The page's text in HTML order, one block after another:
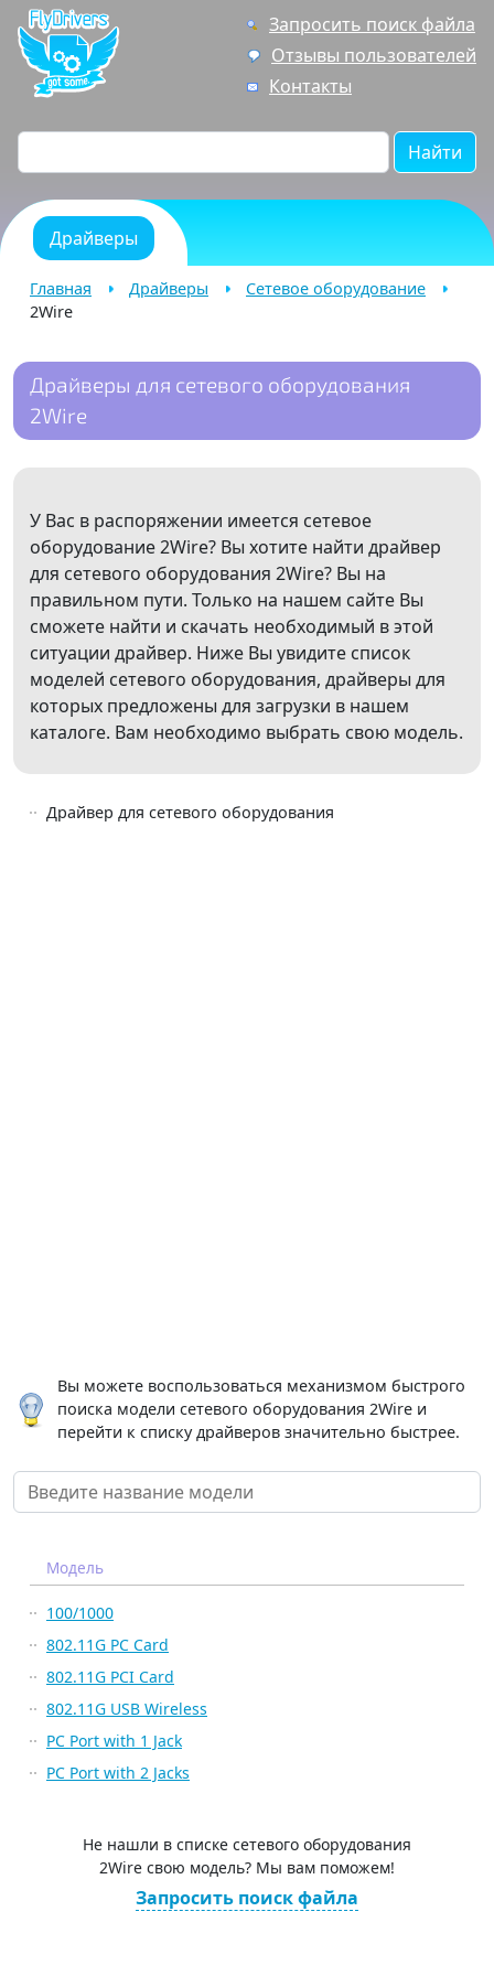
Запросить поиск файла
Отзывы пользователей
Контакты
Найти
Драйверы
Главная Драйверы
Сетевое оборудование
2Wire
Драйверы для сетевого оборудования
2Wire
У Вас в распоряжении имеется сетевое
оборудование 2Wire? Вы хотите найти драйвер
для сетевого оборудования 2Wire? Вы на
правильном пути. Только на нашем сайте Вы
сможете найти и скачать необходимый в этой
ситуации драйвер. Ниже Вы увидите список
моделей сетевого оборудования, драйверы для
которых предложены для загрузки в нашем
каталоге. Вам необходимо выбрать свою модель.
Драйвер для сетевого оборудования
Вы можете воспользоваться механизмом быстрого
поиска модели сетевого оборудования 2Wire и
перейти к списку драйверов значительно быстрее.
Модель
100/1000
802.11G PC Card
802.11G PCI Card
802.11G USB Wireless
PC Port with 1 Jack
PC Port with 2 Jacks
Не нашли в списке сетевого оборудования
2Wire свою модель? Мы вам поможем!
Запросить поиск файла